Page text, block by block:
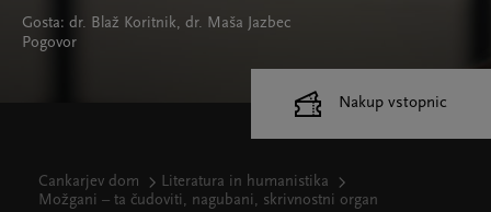
Gosta: dr. Blaž Koritnik, dr. Maša Jazbec
Pogovor
Cankarjev dom
Literatura in humanistika
Možgani – ta čudoviti, nagubani, skrivnostni organ
Nakup vstopnic